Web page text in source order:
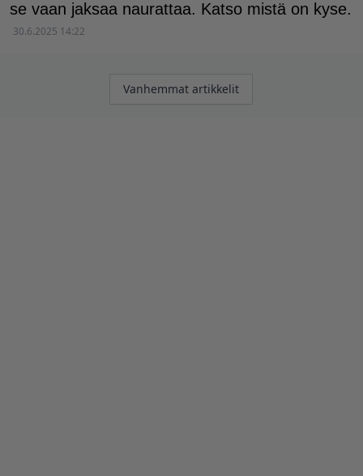
se vaan jaksaa naurattaa. Katso mistä on kyse.
30.6.2025 14:22
Artikkelien
Vanhemmat artikkelit